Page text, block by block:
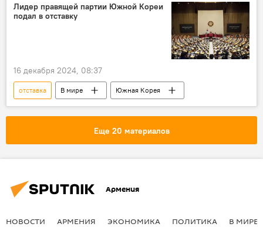
Лидер правящей партии Южной Кореи
подал в отставку
16 декабря 2024, 08:37
отставка В мире Южная Корея
Еще 20 материалов
Армения
НОВОСТИ АРМЕНИЯ ЭКОНОМИКА ПОЛИТИКА В МИРЕ